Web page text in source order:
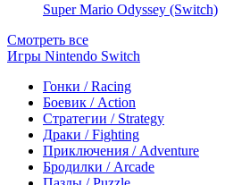
Super Mario Odyssey (Switch)
Смотреть все
Игры Nintendo Switch
Гонки / Racing
Боевик / Action
Стратегии / Strategy
Драки / Fighting
Приключения / Adventure
Бродилки / Arcade